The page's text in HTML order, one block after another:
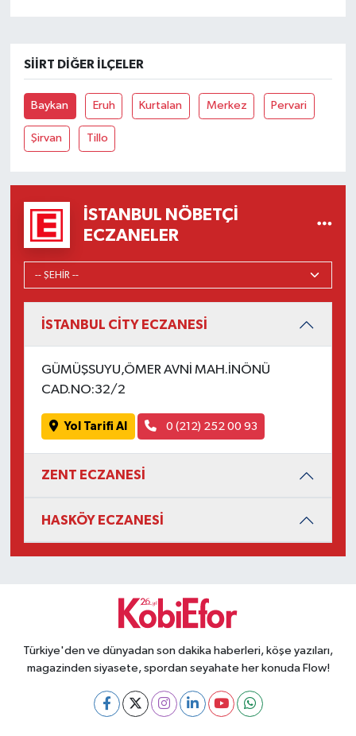
SIIRT DIĞER İLÇELER
Baykan Eruh Kurtalan Merkez Pervari
Şirvan Tillo
İSTANBUL NÖBETÇI
ECZANELER
İSTANBUL CİTY ECZANESİ
GÜMÜŞSUYU,ÖMER AVNİ MAH.İNÖNÜ
CAD.NO:32/2
Yol Tarifi Al 0 (212) 252 00 93
ZENT ECZANESİ
HASKÖY ECZANESİ
Türkiye'den ve dünyadan son dakika haberleri, köşe yazıları,
magazinden siyasete, spordan seyahate her konuda Flow!